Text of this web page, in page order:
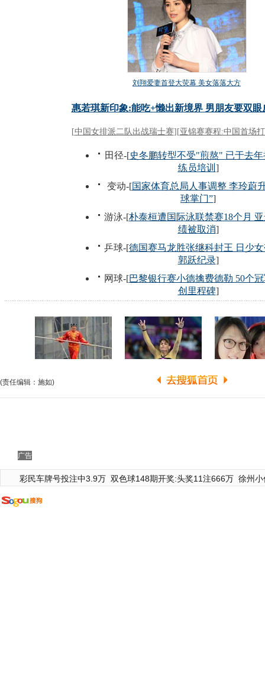
(责任编辑：施如)
广告
彩民车牌号投注中3.9万 双色球148期开奖:头奖11注666万 徐州